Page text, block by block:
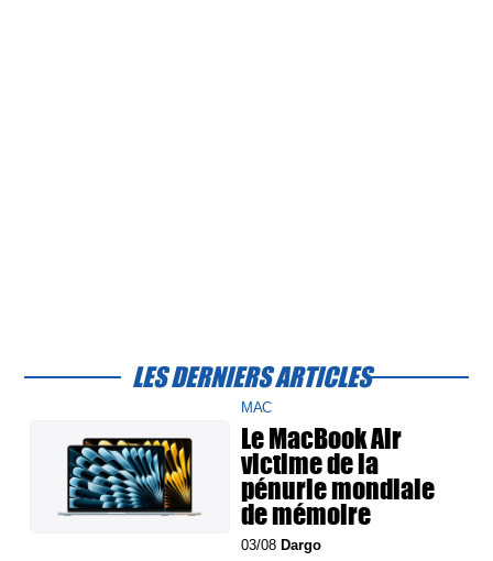
LES DERNIERS ARTICLES
MAC
Le MacBook Air
victime de la
pénurie mondiale
de mémoire
03/08 Dargo